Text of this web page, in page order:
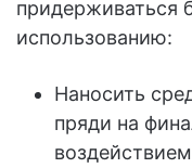
придерживаться
использованию:
Наносить
пряди на